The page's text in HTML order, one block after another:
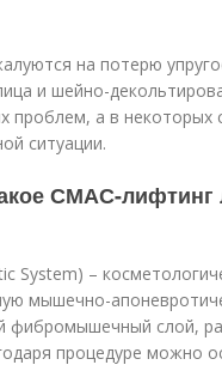
на потерю
и шейно-
проблем, а в некоторых
ситуации.
СМАС-лифтинг
System) –
мышечно-
фибромышечный слой,
процедуре можно